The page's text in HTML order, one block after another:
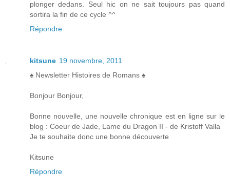
plonger dedans. Seul hic on ne sait toujours pas quand
sortira la fin de ce cycle ^^
Répondre
kitsune 19 novembre, 2011
♠ Newsletter Histoires de Romans ♠
Bonjour Bonjour,
Bonne nouvelle, une nouvelle chronique est en ligne sur le
blog : Coeur de Jade, Lame du Dragon II - de Kristoff Valla
Je te souhaite donc une bonne découverte
Kitsune
Répondre